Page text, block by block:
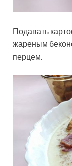
Подавать
жареным
перцем.